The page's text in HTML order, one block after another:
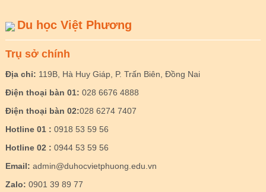
Du học Việt Phương
Trụ sở chính
Địa chỉ: 119B, Hà Huy Giáp, P. Trấn Biên, Đồng Nai
Điện thoại bàn 01: 028 6676 4888
Điện thoại bàn 02:028 6274 7407
Hotline 01 : 0918 53 59 56
Hotline 02 : 0944 53 59 56
Email: admin@duhocvietphuong.edu.vn
Zalo: 0901 39 89 77